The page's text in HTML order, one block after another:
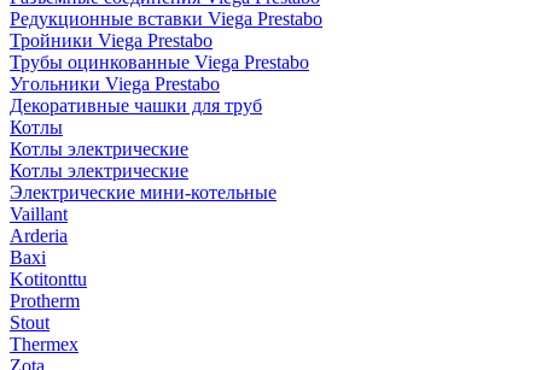
Редукционные вставки Viega Prestabo
Тройники Viega Prestabo
Трубы оцинкованные Viega Prestabo
Угольники Viega Prestabo
Декоративные чашки для труб
Котлы
Котлы электрические
Котлы электрические
Электрические мини-котельные
Vaillant
Arderia
Baxi
Kotitonttu
Protherm
Stout
Thermex
Zota